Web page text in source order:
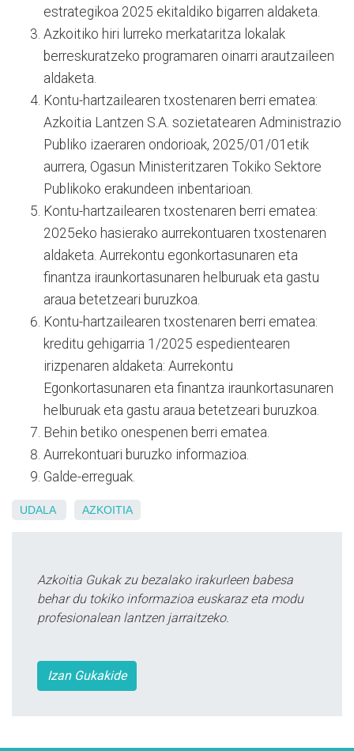
estrategikoa 2025 ekitaldiko bigarren aldaketa.
Azkoitiko hiri lurreko merkataritza lokalak
berreskuratzeko programaren oinarri arautzaileen
aldaketa.
Kontu-hartzailearen txostenaren berri ematea:
Azkoitia Lantzen S.A. sozietatearen Administrazio
Publiko izaeraren ondorioak, 2025/01/01etik
aurrera, Ogasun Ministeritzaren Tokiko Sektore
Publikoko erakundeen inbentarioan.
Kontu-hartzailearen txostenaren berri ematea:
2025eko hasierako aurrekontuaren txostenaren
aldaketa. Aurrekontu egonkortasunaren eta
finantza iraunkortasunaren helburuak eta gastu
araua betetzeari buruzkoa.
Kontu-hartzailearen txostenaren berri ematea:
kreditu gehigarria 1/2025 espedientearen
irizpenaren aldaketa: Aurrekontu
Egonkortasunaren eta finantza iraunkortasunaren
helburuak eta gastu araua betetzeari buruzkoa.
Behin betiko onespenen berri ematea.
Aurrekontuari buruzko informazioa.
Galde-erreguak.
UDALA AZKOITIA
Azkoitia Gukak zu bezalako irakurleen babesa
behar du tokiko informazioa euskaraz eta modu
profesionalean lantzen jarraitzeko.
Izan Gukakide